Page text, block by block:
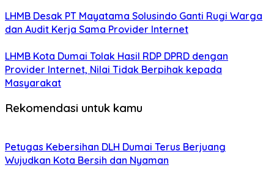
LHMB Desak PT Mayatama Solusindo Ganti Rugi Warga
dan Audit Kerja Sama Provider Internet
LHMB Kota Dumai Tolak Hasil RDP DPRD dengan
Provider Internet, Nilai Tidak Berpihak kepada
Masyarakat
Rekomendasi untuk kamu
Petugas Kebersihan DLH Dumai Terus Berjuang
Wujudkan Kota Bersih dan Nyaman